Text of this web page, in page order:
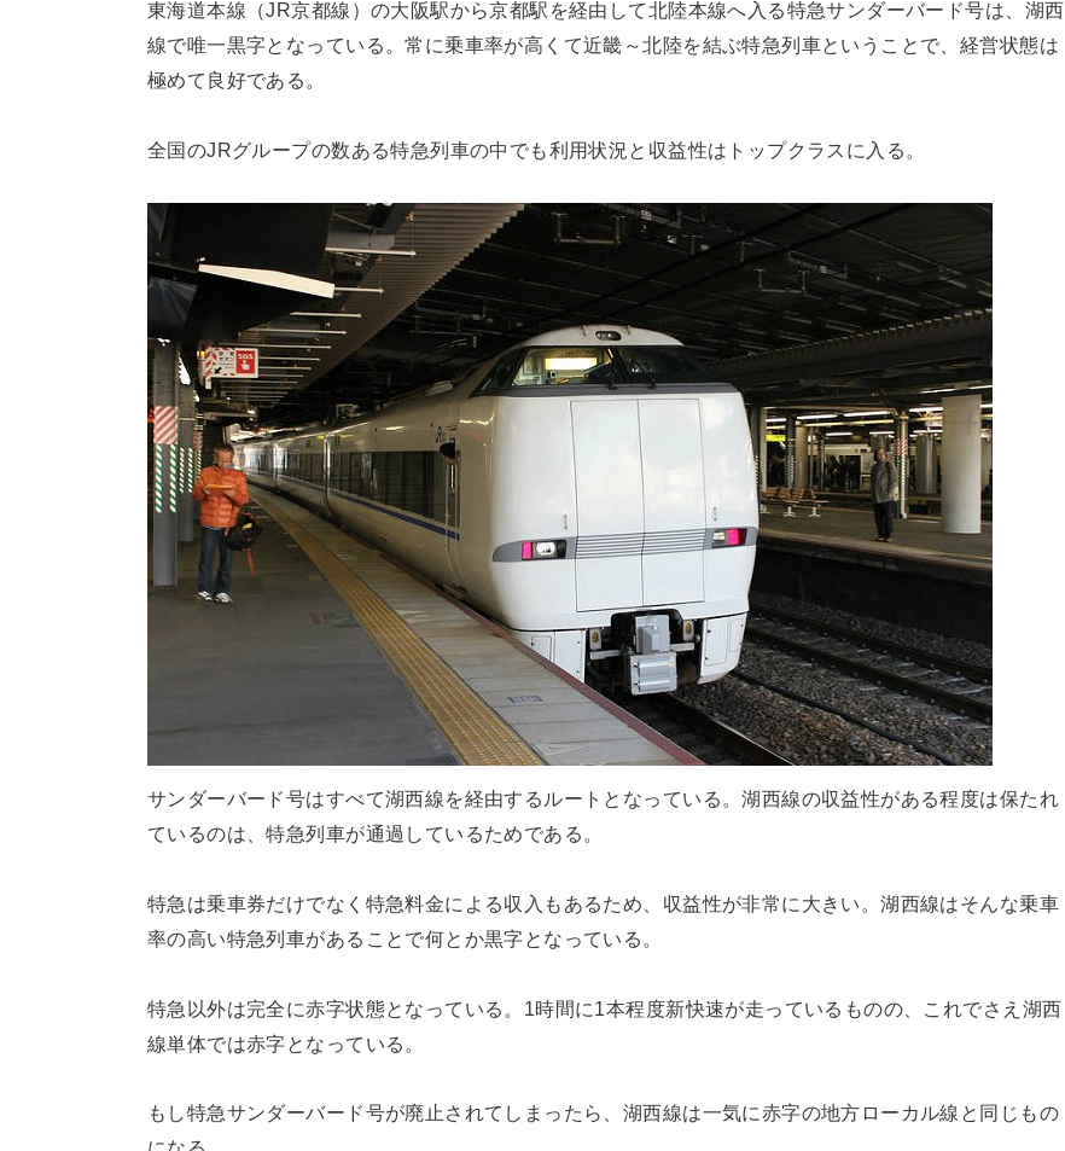
東海道本線（JR京都線）の大阪駅から京都駅を経由して北陸本線へ入る特急サンダーバード号は、湖西
線で唯一黒字となっている。常に乗車率が高くて近畿～北陸を結ぶ特急列車ということで、経営状態は
極めて良好である。
全国のJRグループの数ある特急列車の中でも利用状況と収益性はトップクラスに入る。
サンダーバード号はすべて湖西線を経由するルートとなっている。湖西線の収益性がある程度は保たれ
ているのは、特急列車が通過しているためである。
特急は乗車券だけでなく特急料金による収入もあるため、収益性が非常に大きい。湖西線はそんな乗車
率の高い特急列車があることで何とか黒字となっている。
特急以外は完全に赤字状態となっている。1時間に1本程度新快速が走っているものの、これでさえ湖西
線単体では赤字となっている。
もし特急サンダーバード号が廃止されてしまったら、湖西線は一気に赤字の地方ローカル線と同じもの